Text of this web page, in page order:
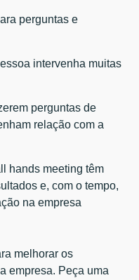
perguntas e
intervenha muitas
perguntas de
relação com a
hands meeting têm
e, com o tempo,
na empresa
melhorar os
empresa. Peça uma